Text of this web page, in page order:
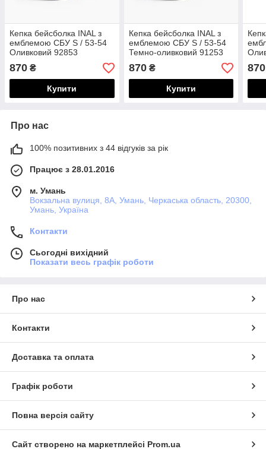
Кепка бейсболка INAL з
емблемою СБУ S / 53-54
Оливковий 92853
870 ₴
Купити
Кепка бейсболка INAL з
емблемою СБУ S / 53-54
Темно-оливковий 91253
870₴
Купити
870
Про нас
100% позитивних з 44 відгуків за рік
Працює з 28.01.2016
м. Умань
Вокзальна вулиця, 8А, Умань, Черкаська область, 20300,
Умань, Україна
Контакти
Сьогодні вихідний
Показати весь графік роботи
Про нас
Контакти
Доставка та оплата
Графік роботи
Повна версія сайту
Сайт створено на маркетплейсі Prom.ua